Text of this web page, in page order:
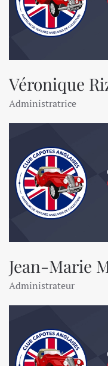
Véronique
Administratrice
Jean-Marie
Administrateur